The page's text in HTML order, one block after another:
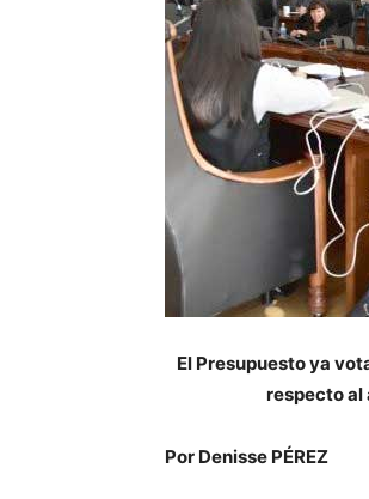
El Presupuesto ya
respecto al
Por Denisse PÉREZ